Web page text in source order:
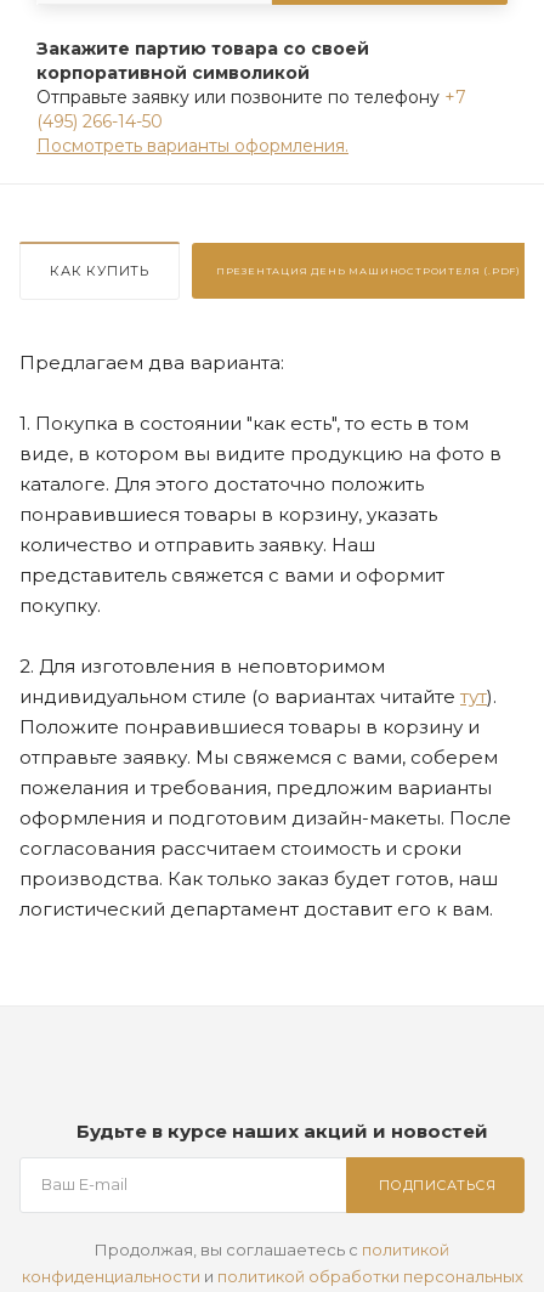
Закажите партию товара со своей
корпоративной символикой
Отправьте заявку или позвоните по телефону +7
(495) 266-14-50
Посмотреть варианты оформления.
КАК КУПИТЬ ПРЕЗЕНТАЦИЯ ДЕНЬ МАШИНОСТРОИТЕЛЯ (.PDF)
Предлагаем два варианта:
1. Покупка в состоянии "как есть", то есть в том
виде, в котором вы видите продукцию на фото в
каталоге. Для этого достаточно положить
понравившиеся товары в корзину, указать
количество и отправить заявку. Наш
представитель свяжется с вами и оформит
покупку.
2. Для изготовления в неповторимом
индивидуальном стиле (о вариантах читайте тут).
Положите понравившиеся товары в корзину и
отправьте заявку. Мы свяжемся с вами, соберем
пожелания и требования, предложим варианты
оформления и подготовим дизайн-макеты. После
согласования рассчитаем стоимость и сроки
производства. Как только заказ будет готов, наш
логистический департамент доставит его к вам.
Будьте в курсе наших акций и новостей
ПОДПИСАТЬСЯ
Продолжая, вы соглашаетесь с политикой
конфиденциальности и политикой обработки персональных